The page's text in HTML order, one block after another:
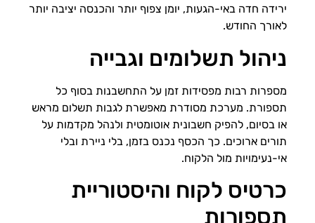
ירידה חדה באי-הגעות, יומן צפוף יותר והכנסה יציבה יותר
לאורך החודש.
ניהול תשלומים וגבייה
מספרות רבות מפסידות זמן על התחשבנות בסוף כל
תספורת. מערכת מסודרת מאפשרת לגבות תשלום מראש
או בסיום, להפיק חשבונית אוטומטית ולנהל מקדמות על
תורים ארוכים. כך הכסף נכנס בזמן, בלי ניירת ובלי
אי-נעימויות מול הלקוח.
כרטיס לקוח והיסטוריית
תספורות